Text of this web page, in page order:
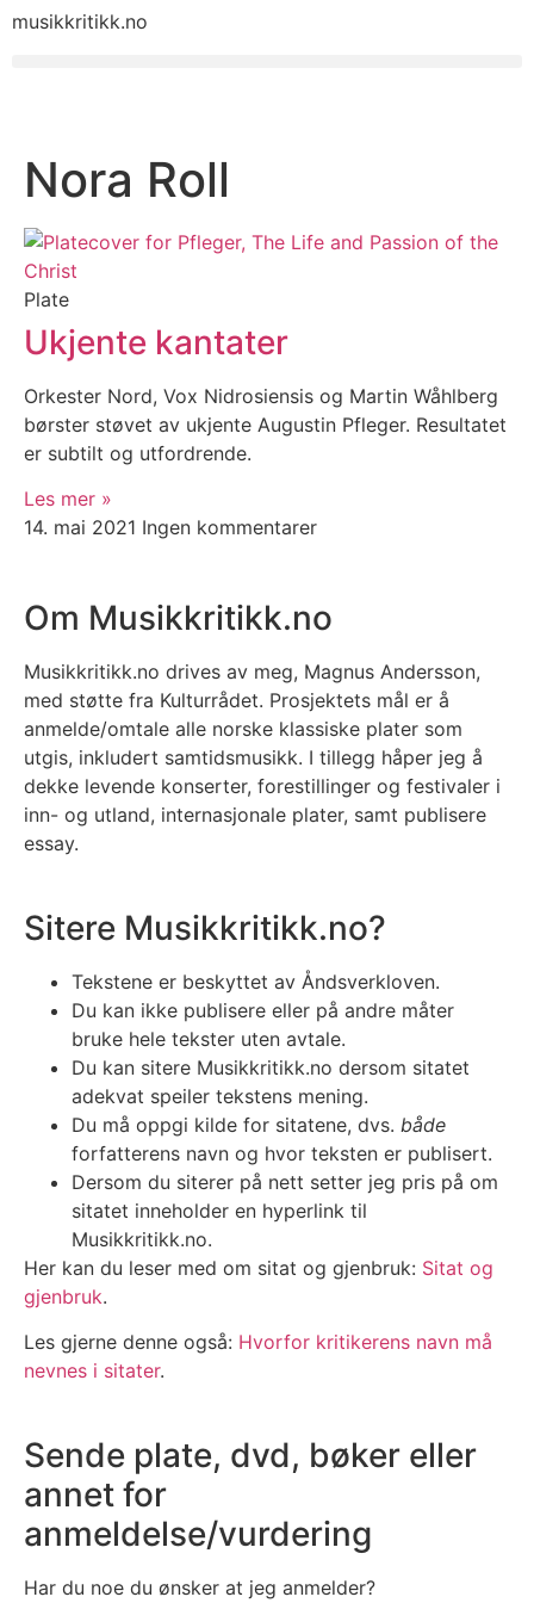
musikkritikk.no
Nora Roll
Plate
Ukjente kantater
Orkester Nord, Vox Nidrosiensis og Martin Wåhlberg
børster støvet av ukjente Augustin Pfleger. Resultatet
er subtilt og utfordrende.
Les mer »
14. mai 2021 Ingen kommentarer
Om Musikkritikk.no
Musikkritikk.no drives av meg, Magnus Andersson,
med støtte fra Kulturrådet. Prosjektets mål er å
anmelde/omtale alle norske klassiske plater som
utgis, inkludert samtidsmusikk. I tillegg håper jeg å
dekke levende konserter, forestillinger og festivaler i
inn- og utland, internasjonale plater, samt publisere
essay.
Sitere Musikkritikk.no?
Tekstene er beskyttet av Åndsverkloven.
Du kan ikke publisere eller på andre måter
bruke hele tekster uten avtale.
Du kan sitere Musikkritikk.no dersom sitatet
adekvat speiler tekstens mening.
Du må oppgi kilde for sitatene, dvs. både
forfatterens navn og hvor teksten er publisert.
Dersom du siterer på nett setter jeg pris på om
sitatet inneholder en hyperlink til
Musikkritikk.no.
Her kan du leser med om sitat og gjenbruk: Sitat og
gjenbruk.
Les gjerne denne også: Hvorfor kritikerens navn må
nevnes i sitater.
Sende plate, dvd, bøker eller
annet for
anmeldelse/vurdering
Har du noe du ønsker at jeg anmelder?